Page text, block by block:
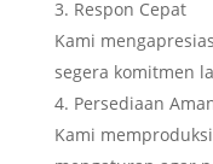
Respon Cepat
Kami
segera komitmen
Persediaan
Kami